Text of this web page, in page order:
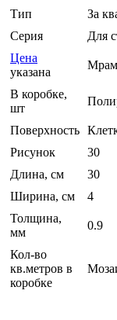
Тип
За
Серия
Для
Цена
указана
В коробке,
шт
Поверхность
Рисунок
30
Длина, см
30
Ширина, см
4
Толщина,
мм
0.9
Кол-во
кв.метров в
коробке